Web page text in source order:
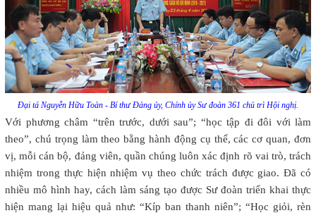
Đại tá Nguyễn Hữu Toàn - Bí thư Đảng ủy, Chính ủy Sư đoàn 361 chủ trì Hội nghị.
Với phương châm “trên trước, dưới sau”; “học tập đi đôi với làm
theo”, chú trọng làm theo bằng hành động cụ thể, các cơ quan, đơn
vị, mỗi cán bộ, đảng viên, quần chúng luôn xác định rõ vai trò, trách
nhiệm trong thực hiện nhiệm vụ theo chức trách được giao. Đã có
nhiều mô hình hay, cách làm sáng tạo được Sư đoàn triển khai thực
hiện mang lại hiệu quả như: “Kíp ban thanh niên”; “Học giỏi, rèn